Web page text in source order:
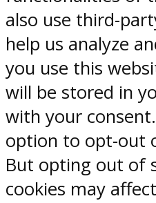
also use third-
help us analyze
you use this
will be stored in
with your
option to opt-out
But opting out of
cookies may